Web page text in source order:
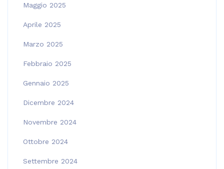
Maggio 2025
Aprile 2025
Marzo 2025
Febbraio 2025
Gennaio 2025
Dicembre 2024
Novembre 2024
Ottobre 2024
Settembre 2024